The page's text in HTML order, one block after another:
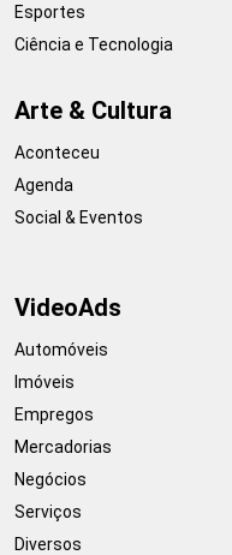
Esportes
Ciência e Tecnologia
Arte & Cultura
Aconteceu
Agenda
Social & Eventos
VideoAds
Automóveis
Imóveis
Empregos
Mercadorias
Negócios
Serviços
Diversos